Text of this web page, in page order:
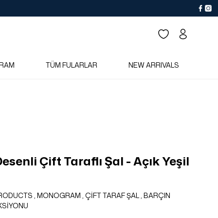
TÜM FULARLAR NEW ARRIVALS
Çift Taraflı Şal - Açık Yeşil
, MONOGRAM , ÇİFT TARAF ŞAL, BARÇIN